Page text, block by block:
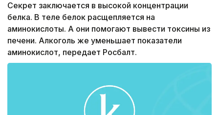
Секрет заключается в высокой концентрации
белка. В теле белок расщепляется на
аминокислоты. А они помогают вывести токсины из
печени. Алкоголь же уменьшает показатели
аминокислот, передает Росбалт.